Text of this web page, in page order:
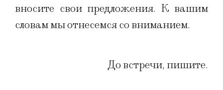
вносите свои предложения. К вашим
словам мы отнесемся со вниманием.
До встречи, пишите.